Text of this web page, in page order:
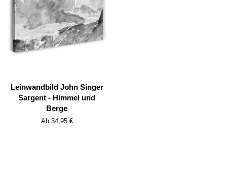
Leinwandbild John Singer
Sargent - Himmel und
Berge
Ab 34,95 €